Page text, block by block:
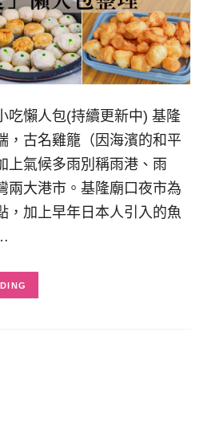
吃懶人包(持續更新中) 基隆
，古名雞籠（因海濱的和平
上氣候多雨別稱雨港、雨
兩大港市。基隆廟口夜市為
，加上早年日本人引入的魚